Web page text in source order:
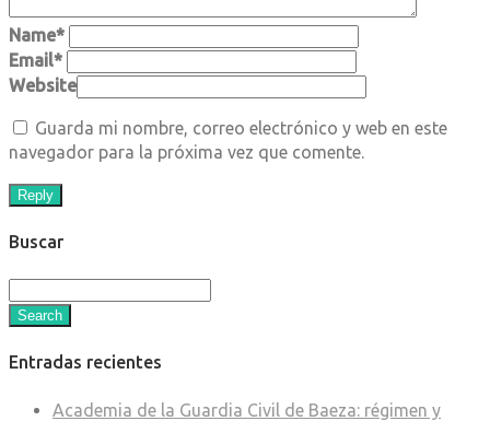
Name*
Email*
Website
Guarda mi nombre, correo electrónico y web en este
navegador para la próxima vez que comente.
Reply
Buscar
Search
Entradas recientes
Academia de la Guardia Civil de Baeza: régimen y